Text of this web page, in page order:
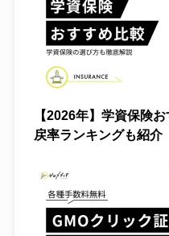
【2026年】学資保険
戻率ランキングも紹介